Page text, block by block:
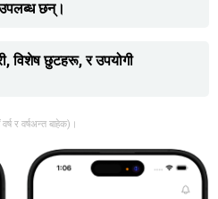
छन्।
विशेष छुटहरू, र उपयोगी
र वर्षअन्त बाहेक)।